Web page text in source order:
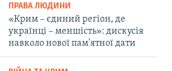
ПРАВА ЛЮДИНИ
«Крим – єдиний регіон, де
українці – меншість»: дискусія
навколо нової пам'ятної дати